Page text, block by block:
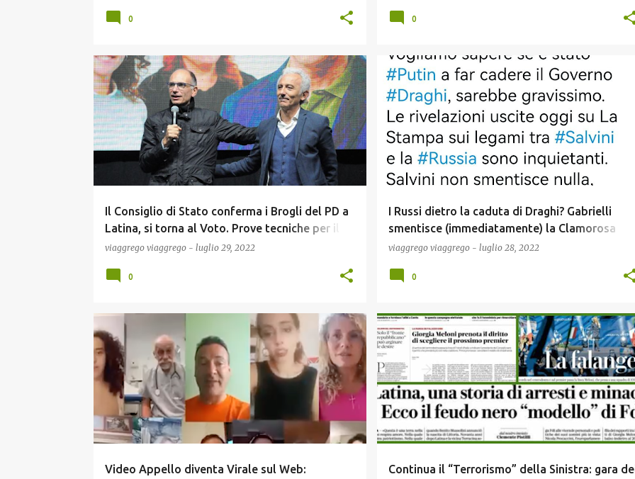
0 0
Il Consiglio di Stato conferma i Brogli del PD a
Latina, si torna al Voto. Prove tecniche per il 25
Settembre? Ma in che mani siamo?
viaggrego viaggrego - luglio 29, 2022
NEWS POLITICA
0
I Russi dietro la caduta di Draghi? Gabrielli
smentisce (immediatamente) la Clamorosa
Bufala del quotidiano "La Stampa"!
viaggrego viaggrego - luglio 28, 2022
GUERRA UCRAINA NEWS POLITICA
0
Video Appello diventa Virale sul Web:
COVID19 NEWS
Continua il “Terrorismo” della Sinistra: gara
NEWS POLITICA